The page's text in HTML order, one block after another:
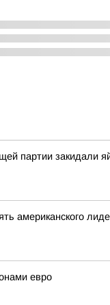
партии закидали
американского
евро